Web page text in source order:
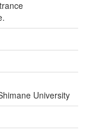
University